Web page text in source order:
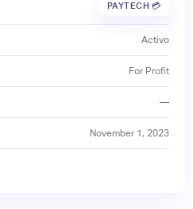
PAYTECH 💳
Activo
For Profit
—
November 1, 2023